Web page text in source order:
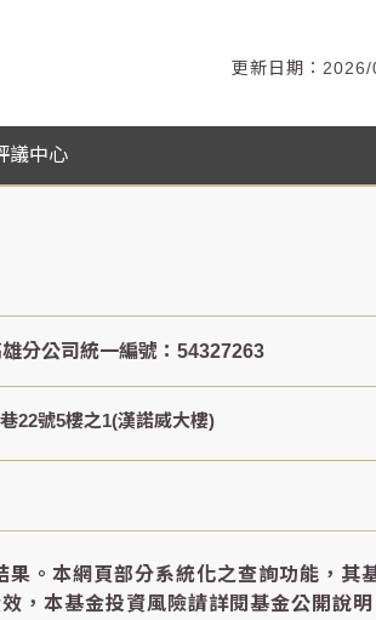
2026/
議中心
22號5樓之1(漢諾威大樓)
。本網頁部分系統化之查詢功能，其
，本基金投資風險請詳閱基金公開說明